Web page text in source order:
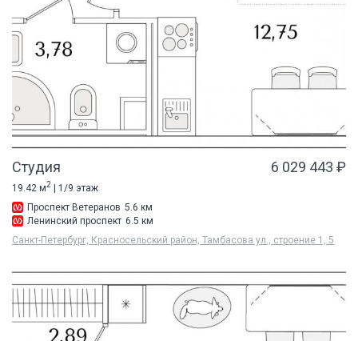
Студия 6 029 443 ₽
19.42 м2
| 1/9 этаж
Проспект Ветеранов 5.6 км
Ленинский проспект 6.5 км
Санкт-Петербург, Красносельский район, Тамбасова ул., строение 1, 5